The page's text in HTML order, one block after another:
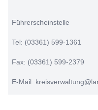
Führerscheinstelle
Tel: (03361) 599-1361
Fax: (03361) 599-2379
E-Mail: